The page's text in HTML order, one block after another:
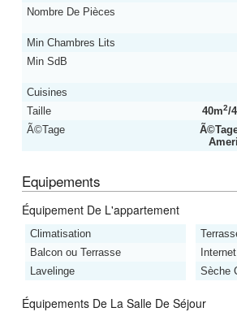
Nombre De Pièces
Min Chambres Lits
Min SdB
Cuisines
Taille
40m2/
Ã©tage
Equipements
Équipement De L'appartement
Climatisation
Balcon ou Terrasse
Internet
Lavelinge
Sèche
Équipements De La Salle De Séjour